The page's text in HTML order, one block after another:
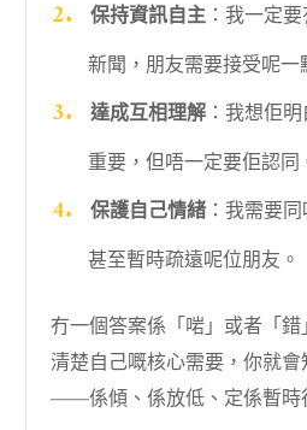
保持資訊自主：我一定
新聞，朋友需要接受呢一
達成互相理解：我想佢
重要，但唔一定要佢認同
保護自己情緒：我需要同
甚至暫時疏遠呢位朋友。
冇一個答案係「啱」或者「
清楚自己嘅核心需要，你就
——係傾、係放低、定係暫時